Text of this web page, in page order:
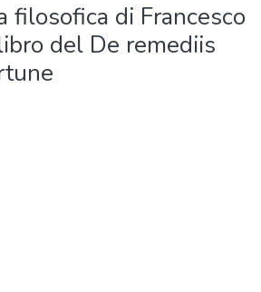
filosofica di Francesco
del De remediis